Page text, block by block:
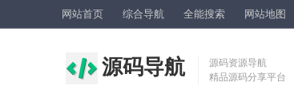
网站首页 综合导航 全能搜索 网站地图
源码导航
源码资源导航
精品源码分享平台